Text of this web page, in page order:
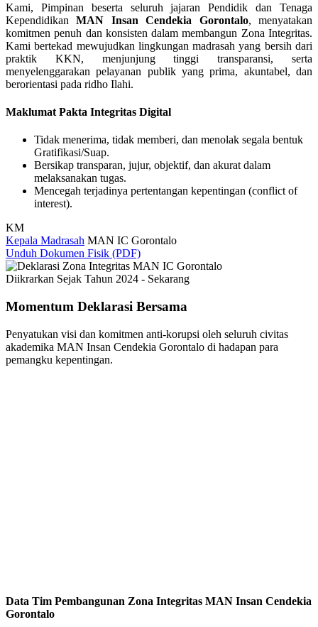
Kami, Pimpinan beserta seluruh jajaran Pendidik dan Tenaga
KependidikanMAN Insan Cendekia Gorontalo, menyatakan
komitmen penuh dan konsisten dalam membangun Zona Integritas.
Kami bertekad mewujudkan lingkungan madrasah yang bersih dari
praktik KKN, menjunjung tinggi transparansi, serta
menyelenggarakan pelayanan publik yang prima, akuntabel, dan
berorientasi pada ridho Ilahi.
Maklumat Pakta Integritas Digital
Tidak menerima, tidak memberi, dan menolak segala bentuk
Gratifikasi/Suap.
Bersikap transparan, jujur, objektif, dan akurat dalam
melaksanakan tugas.
Mencegah terjadinya pertentangan kepentingan (conflict of
interest).
KM
Kepala Madrasah MAN IC Gorontalo
Unduh Dokumen Fisik (PDF)
Diikrarkan Sejak Tahun 2024 - Sekarang
Momentum Deklarasi Bersama
Penyatukan visi dan komitmen anti-korupsi oleh seluruh civitas
akademika MAN Insan Cendekia Gorontalo di hadapan para
pemangku kepentingan.
Data Tim Pembangunan Zona Integritas MAN Insan Cendekia
Gorontalo